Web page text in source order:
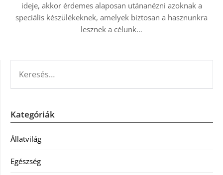
ideje, akkor érdemes alaposan utánanézni azoknak a
speciális készülékeknek, amelyek biztosan a hasznunkra
lesznek a célunk…
Kategóriák
Állatvilág
Egészség